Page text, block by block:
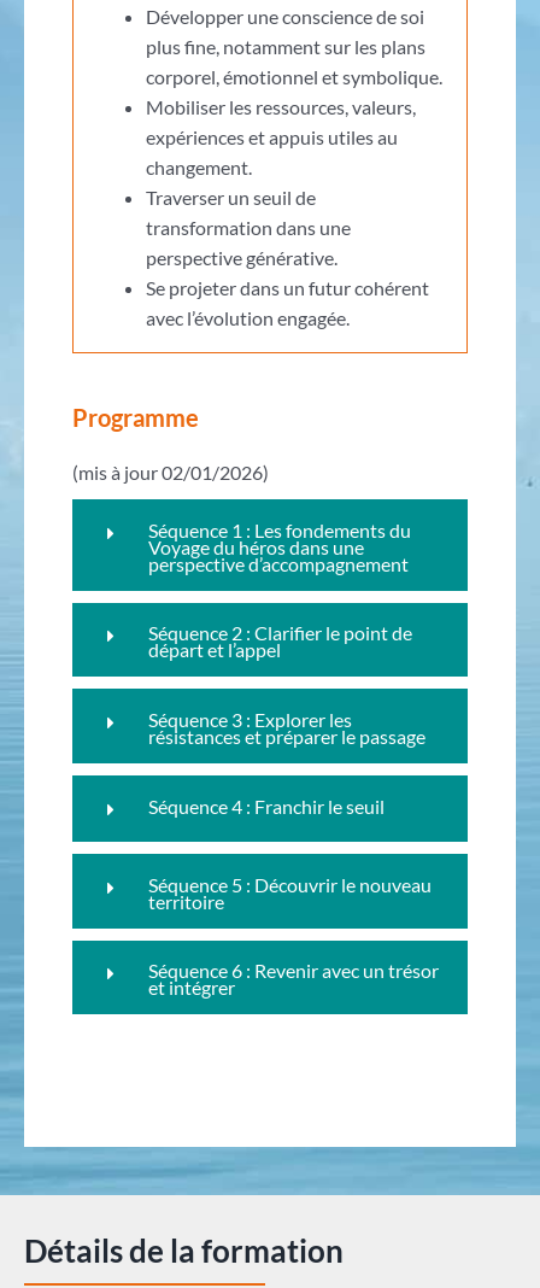
Développer une conscience de soi
plus fine, notamment sur les plans
corporel, émotionnel et symbolique.
Mobiliser les ressources, valeurs,
expériences et appuis utiles au
changement.
Traverser un seuil de
transformation dans une
perspective générative.
Se projeter dans un futur cohérent
avec l’évolution engagée.
Programme
(mis à jour 02/01/2026)
Séquence 1 : Les fondements du
Voyage du héros dans une
perspective d’accompagnement
Séquence 2 : Clarifier le point de
départ et l’appel
Séquence 3 : Explorer les
résistances et préparer le passage
Séquence 4 : Franchir le seuil
Séquence 5 : Découvrir le nouveau
territoire
Séquence 6 : Revenir avec un trésor
et intégrer
Détails de la formation